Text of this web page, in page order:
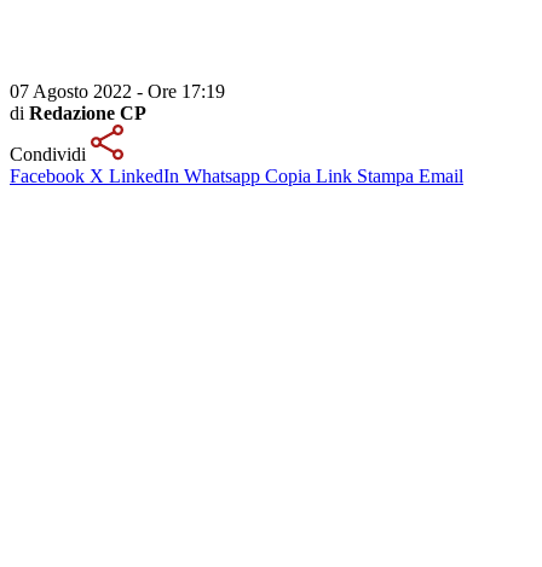
07 Agosto 2022 - Ore 17:19
di Redazione CP
Condividi
Facebook X LinkedIn Whatsapp Copia Link Stampa Email